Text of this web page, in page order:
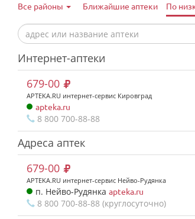
Все районы Ближайшие аптеки По
Интернет-аптеки
679-00
APTEKA.RU интернет-сервис Кировград
apteka.ru
8 800 700-88-88
Адреса аптек
679-00
APTEKA.RU интернет-сервис Нейво-Рудянка
п. Нейво-Рудянка apteka.ru
8 800 700-88-88 (круглосуточно)